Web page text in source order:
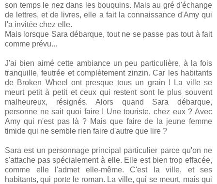
son temps le nez dans les bouquins. Mais au gré d'échange
de lettres, et de livres, elle a fait la connaissance d'Amy qui
l'a invitée chez elle.
Mais lorsque Sara débarque, tout ne se passe pas tout à fait
comme prévu...
J'ai bien aimé cette ambiance un peu particulière, à la fois
tranquille, feutrée et complètement zinzin. Car les habitants
de Broken Wheel ont presque tous un grain ! La ville se
meurt petit à petit et ceux qui restent sont le plus souvent
malheureux, résignés. Alors quand Sara débarque,
personne ne sait quoi faire ! Une touriste, chez eux ? Avec
Amy qui n'est pas là ? Mais que faire de la jeune femme
timide qui ne semble rien faire d'autre que lire ?
Sara est un personnage principal particulier parce qu'on ne
s'attache pas spécialement à elle. Elle est bien trop effacée,
comme elle l'admet elle-même. C'est la ville, et ses
habitants, qui porte le roman. La ville, qui se meurt, mais qui